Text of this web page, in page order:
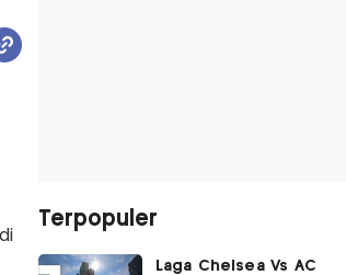
Terpopuler
Laga Chelsea Vs AC